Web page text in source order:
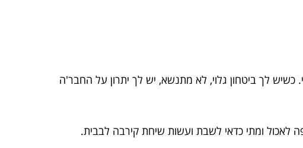
לך ביטחון גלוי, לא מתנשא, יש לך יתרון על החבר'ה
לאכול ומתי כדאי לשבת ועשות שיחת קירבה לבבית.